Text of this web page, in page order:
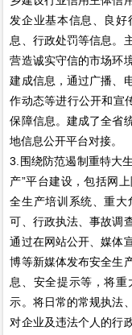
发企业基本信息、良
息、行政处罚等信息。
营造诚实守信的市场环
建成信息，通过广播、
作动态等进行公开和宣
保障信息。建成了全省
地信息公开平台对接。
3.围绕防范遏制重特大
产”平台建设，包括网
全生产培训系统、重
可、行政执法、事故调
通过在网站公开、媒体
博等新媒体发布安全生
息、安全提示等，将
示。将日常的常规执法
对企业及违法个人的行